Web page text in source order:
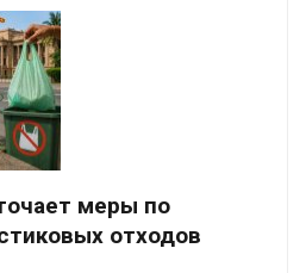
меры по
отходов